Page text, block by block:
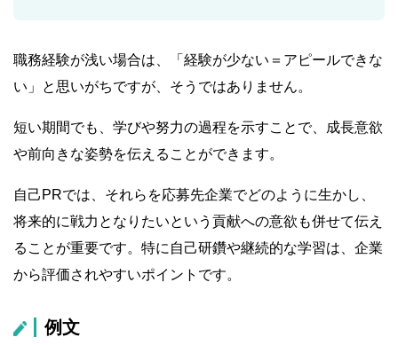
職務経験が浅い場合は、「経験が少ない＝アピールできな
い」と思いがちですが、そうではありません。
短い期間でも、学びや努力の過程を示すことで、成長意欲
や前向きな姿勢を伝えることができます。
自己PRでは、それらを応募先企業でどのように生かし、
将来的に戦力となりたいという貢献への意欲も併せて伝え
ることが重要です。特に自己研鑽や継続的な学習は、企業
から評価されやすいポイントです。
例文